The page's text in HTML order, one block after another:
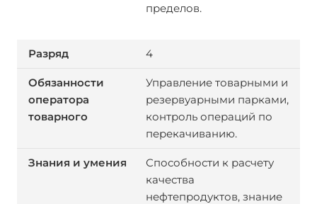
пределов.
4
Управление товарными и
резервуарными парками,
контроль операций по
перекачиванию.
Способности к расчету
качества
нефтепродуктов, знание